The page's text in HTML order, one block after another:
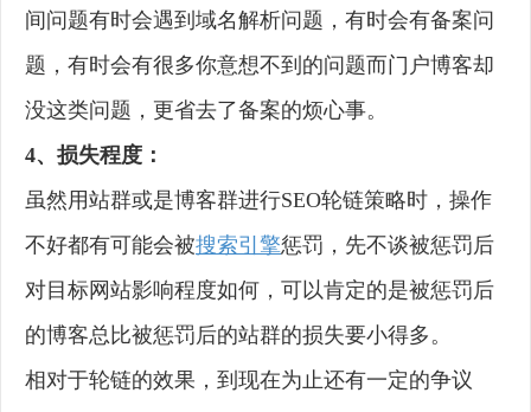
间问题有时会遇到域名解析问题，有时会有备案问
题，有时会有很多你意想不到的问题而门户博客却
没这类问题，更省去了备案的烦心事。
4、损失程度：
虽然用站群或是博客群进行SEO轮链策略时，操作
不好都有可能会被搜索引擎惩罚，先不谈被惩罚后
对目标网站影响程度如何，可以肯定的是被惩罚后
的博客总比被惩罚后的站群的损失要小得多。
相对于轮链的效果，到现在为止还有一定的争议